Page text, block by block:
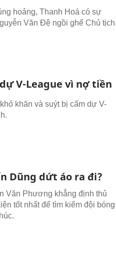
hoảng, Thanh Hoá có sự
Văn Đệ ngồi ghế Chủ tịch
V-League vì nợ tiền
khăn và suýt bị cấm dự V-
Dũng dứt áo ra đi?
Văn Phương khẳng định thủ
tốt nhất để tìm kiếm đội bóng